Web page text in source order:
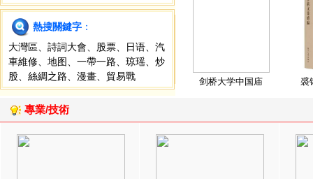
熱搜關鍵字 ：
大灣區
詩詞大會 股票 日语
汽
車維修
地图 一帶一路 琼瑶
炒
股
絲綢之路 漫畫 貿易戰 剑桥大学中国庙 裘
專業/技術